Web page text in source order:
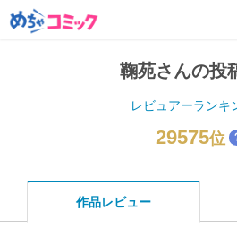
鞠苑さんの投
レビュアーランキ
29575位
作品レビュー